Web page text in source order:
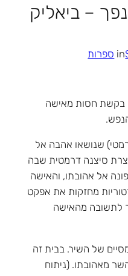
– ביאליק
in ספרות
בקשת חסות מאישה
שנושאו אהבה אל
סיצנה דרמטית שבה
אל אהובתו, והאישה
מחזקות את אפקט
לתשובה מהאישה
של השיר. בבית זה
מאהובתו. (ניתוח